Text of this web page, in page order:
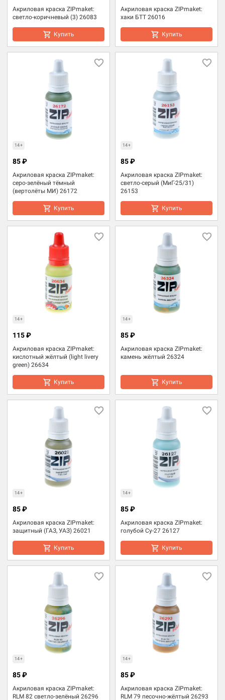
Акриловая краска ZIPmaket:
светло-коричневый (3) 26083
Купить
Акриловая краска ZIPmaket:
хаки БТТ 26016
Купить
14+
Акриловая краска ZIPmaket:
серо-зелёный тёмный
(вертолёты МИ) 26172
85 ₽
Купить
14+
Акриловая краска ZIPmaket:
светло-серый (МиГ-25/31)
26153
85 ₽
Купить
14+
Акриловая краска ZIPmaket:
кислотный жёлтый (light livery
green) 26634
115 ₽
Купить
14+
Акриловая краска ZIPmaket:
камень жёлтый 26324
85 ₽
Купить
14+
Акриловая краска ZIPmaket:
защитный (ГАЗ, УАЗ) 26021
85 ₽
Купить
14+
Акриловая краска ZIPmaket:
голубой Су-27 26127
85 ₽
Купить
14+
Акриловая краска ZIPmaket:
RLM 82 светло-зелёный 26296
85 ₽
14+
Акриловая краска ZIPmaket:
RLM 79 песочно-жёлтый 26293
85 ₽